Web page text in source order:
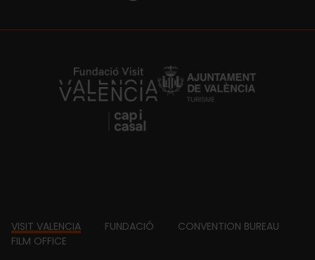
https://fundacion.visitvalencia.com/
Footer
VISIT VALENCIA FUNDACIÓ
CONVENTION BUREAU
FILM OFFICE